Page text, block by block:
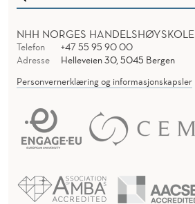
NHH NORGES HANDELSHØYSKOLE
Telefon
+47 55 95 90 00
Adresse
Helleveien 30, 5045 Bergen
Personvernerklæring og informasjonskapsler